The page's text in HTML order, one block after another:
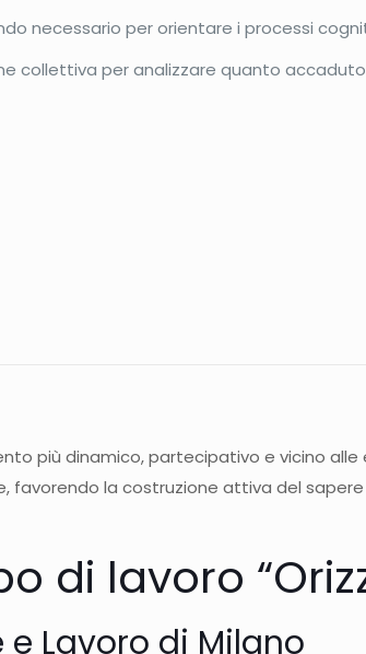
necessario per orientare i processi
collettiva per analizzare quanto
più dinamico, partecipativo e vicino alle
la costruzione attiva del sapere
di lavoro
Lavoro di Milano